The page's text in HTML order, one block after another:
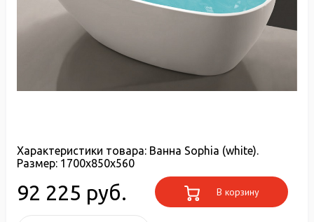
Характеристики товара: Ванна Sophia (white).
Размер: 1700x850x560
92 225 руб. В корзину